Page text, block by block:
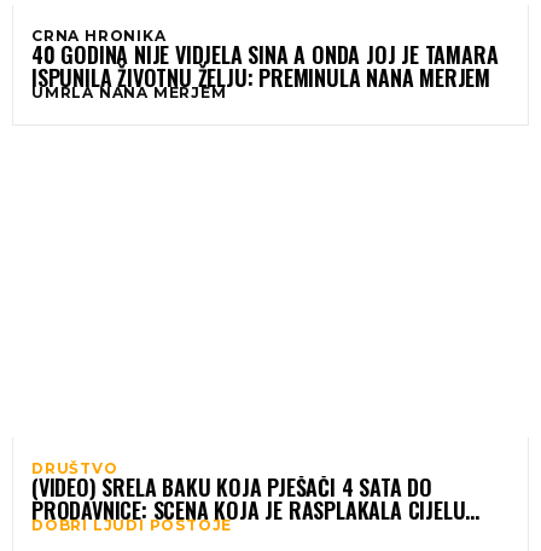
CRNA HRONIKA
40 GODINA NIJE VIDJELA SINA A ONDA JOJ JE TAMARA
ISPUNILA ŽIVOTNU ŽELJU: PREMINULA NANA MERJEM
UMRLA NANA MERJEM
DRUŠTVO
(VIDEO) SRELA BAKU KOJA PJEŠAČI 4 SATA DO
PRODAVNICE: SCENA KOJA JE RASPLAKALA CIJELU
REGIJU
DOBRI LJUDI POSTOJE